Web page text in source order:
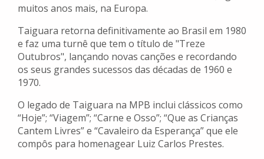
muitos anos mais, na Europa.
Taiguara retorna definitivamente ao Brasil em 1980
e faz uma turnê que tem o título de "Treze
Outubros", lançando novas canções e recordando
os seus grandes sucessos das décadas de 1960 e
1970.
O legado de Taiguara na MPB inclui clássicos como
“Hoje”; “Viagem”; “Carne e Osso”; “Que as Crianças
Cantem Livres” e “Cavaleiro da Esperança” que ele
compôs para homenagear Luiz Carlos Prestes.